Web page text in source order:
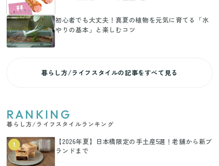
初心者でも大丈夫！真夏の植物を元気に育てる「水
やりの基本」と楽しむコツ
暮らし方/ライフスタイルの記事をすべて見る
RANKING
暮らし方/ライフスタイルランキング
1
【2026年夏】日本橋限定の手土産5選！老舗から新ブ
ランドまで